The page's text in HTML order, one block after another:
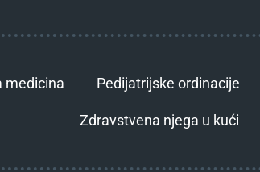
medicina Pedijatrijske ordinacije
Zdravstvena njega u kući